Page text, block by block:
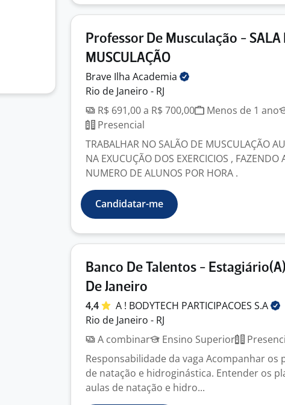
Professor De Musculação - SALA
MUSCULAÇÃO
Brave Ilha Academia
Rio de Janeiro - RJ
R$ 691,00 a R$ 700,00
Menos de 1 ano
Presencial
TRABALHAR NO SALÃO DE MUSCULAÇÃO
NA EXUCUÇÃO DOS EXERCICIOS , FAZENDO
NUMERO DE ALUNOS POR HORA .
Candidatar-me
Banco De Talentos -
De Janeiro
4,4 A ! BODYTECH PARTICIPACOES S.A
Rio de Janeiro - RJ
A combinar
Ensino Superior
Responsabilidade da vaga Acompanhar os
de natação e hidroginástica. Entender os
aulas de natação e hidro...